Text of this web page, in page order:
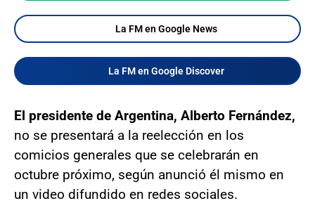
La FM en Google News
La FM en Google Discover
El presidente de Argentina, Alberto Fernández,
no se presentará a la reelección en los
comicios generales que se celebrarán en
octubre próximo, según anunció él mismo en
un video difundido en redes sociales.